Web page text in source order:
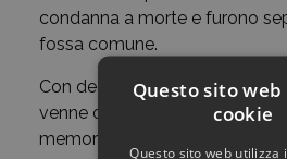
condanna a morte e furono
fossa comune.
Con decreto ufficiale del 30
venne concessa la medaglia
memoria con la qualifica di
Questo sito
cookie
Questo sito web utilizza